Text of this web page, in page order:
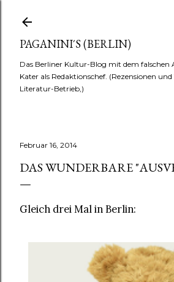
PAGANINI´S (BERLIN)
Das Berliner Kultur-Blog mit dem falschen
Kater als Redaktionschef. (Rezensionen
Literatur-Betrieb,)
Februar 16, 2014
DAS WUNDERBARE
Gleich drei Mal in Berlin: